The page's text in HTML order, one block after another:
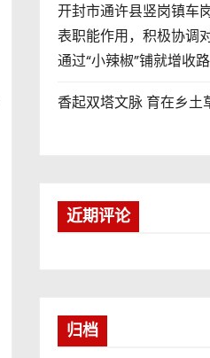
开封市通许县竖岗镇车
表职能作用，积极协调
通过“小辣椒”铺就增收路
香起双塔文脉 育在乡土
近期评论
归档